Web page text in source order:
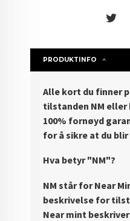
PRODUKTINFO
Alle kort du finner
tilstanden NM eller
100% fornøyd
for å sikre at du
Hva betyr "NM"?
NM står for Near
beskrivelse for
Near mint